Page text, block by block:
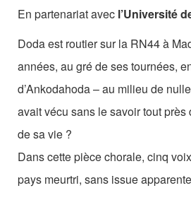
En partenariat avec l’Université
Doda est routier sur la RN44 à
années, au gré de ses tournées,
d’Ankodahoda – au milieu de
avait vécu sans le savoir tout
de sa vie ?
Dans cette pièce chorale, cinq
pays meurtri, sans issue